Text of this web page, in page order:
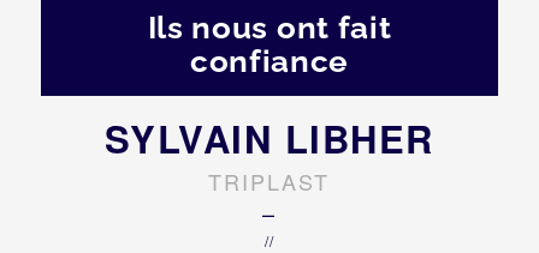
Ils nous ont fait
confiance
SYLVAIN LIBHER
TRIPLAST
–
//